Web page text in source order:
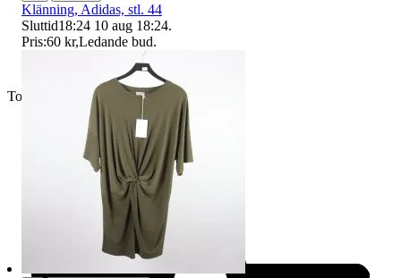
Toppsäljare
Klänning, Adidas, stl. 44
Sluttid18:24 10 aug 18:24.
Pris:60 kr,Ledande bud.